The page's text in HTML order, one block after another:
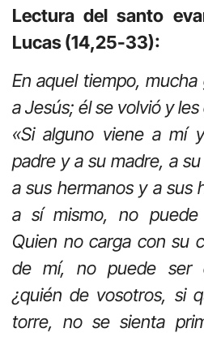
Lectura del santo
Lucas (14,25-33):
En aquel tiempo,
a Jesús; él se volvió y les
«Si alguno viene a mí
padre y a su madre, a
a sus hermanos y a sus
a sí mismo, no puede
Quien no carga con su
de mí, no puede ser
¿quién de vosotros, si
torre, no se sienta